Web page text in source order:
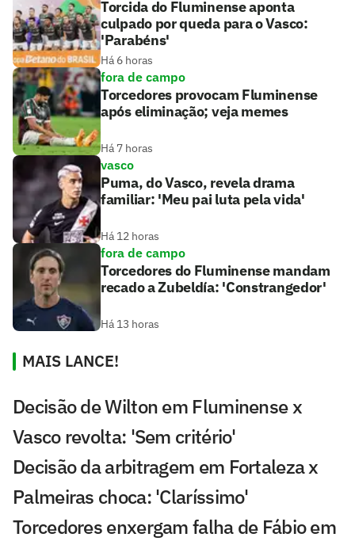
Torcida do Fluminense aponta
culpado por queda para o Vasco:
'Parabéns'
Há 6 horas
fora de campo
Torcedores provocam Fluminense
após eliminação; veja memes
Há 7 horas
vasco
Puma, do Vasco, revela drama
familiar: 'Meu pai luta pela vida'
Há 12 horas
fora de campo
Torcedores do Fluminense mandam
recado a Zubeldía: 'Constrangedor'
Há 13 horas
MAIS LANCE!
Decisão de Wilton em Fluminense x
Vasco revolta: 'Sem critério'
Decisão da arbitragem em Fortaleza x
Palmeiras choca: 'Claríssimo'
Torcedores enxergam falha de Fábio em